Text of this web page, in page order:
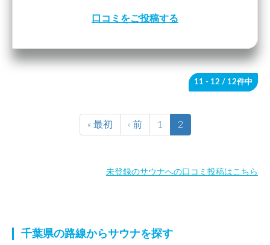
口コミをご投稿する
11 - 12 / 12件中
« 最初 ‹ 前 1 2
未登録のサウナへの口コミ投稿はこちら
千葉県の路線からサウナを探す